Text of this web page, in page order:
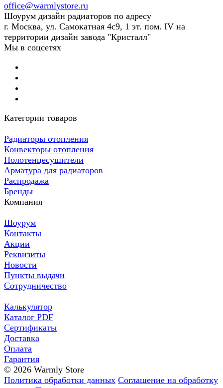
office@warmlystore.ru
Шоурум дизайн радиаторов по адресу
г. Москва, ул. Самокатная 4с9, 1 эт. пом. IV на
территории дизайн завода "Кристалл"
Мы в соцсетях
Категории товаров
Радиаторы отопления
Конвекторы отопления
Полотенцесушители
Арматура для радиаторов
Распродажа
Бренды
Компания
Шоурум
Контакты
Акции
Реквизиты
Новости
Пункты выдачи
Сотрудничество
Калькулятор
Каталог PDF
Сертификаты
Доставка
Оплата
Гарантия
© 2026 Warmly Store
Политика обработки данных Соглашение на обработку